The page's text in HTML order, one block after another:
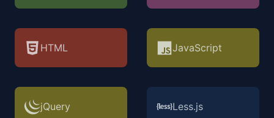
HTML JavaScript
jQuery Less.js